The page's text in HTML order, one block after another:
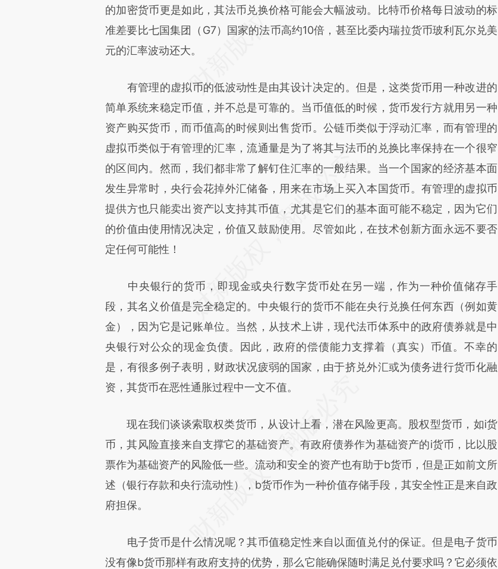
的加密货币更是如此，其法币兑换价格可能会大幅波动。比特币价格每日波动的标
准差要比七国集团（G7）国家的法币高约10倍，甚至比委内瑞拉货币玻利瓦尔兑美
元的汇率波动还大。
有管理的虚拟币的低波动性是由其设计决定的。但是，这类货币用一种改进的
简单系统来稳定币值，并不总是可靠的。当币值低的时候，货币发行方就用另一种
资产购买货币，而币值高的时候则出售货币。公链币类似于浮动汇率，而有管理的
虚拟币类似于有管理的汇率，流通量是为了将其与法币的兑换比率保持在一个很窄
的区间内。然而，我们都非常了解钉住汇率的一般结果。当一个国家的经济基本面
发生异常时，央行会花掉外汇储备，用来在市场上买入本国货币。有管理的虚拟币
提供方也只能卖出资产以支持其币值，尤其是它们的基本面可能不稳定，因为它们
的价值由使用情况决定，价值又鼓励使用。尽管如此，在技术创新方面永远不要否
定任何可能性！
中央银行的货币，即现金或央行数字货币处在另一端，作为一种价值储存手
段，其名义价值是完全稳定的。中央银行的货币不能在央行兑换任何东西（例如黄
金），因为它是记账单位。当然，从技术上讲，现代法币体系中的政府债券就是中
央银行对公众的现金负债。因此，政府的偿债能力支撑着（真实）币值。不幸的
是，有很多例子表明，财政状况疲弱的国家，由于挤兑外汇或为债务进行货币化融
资，其货币在恶性通胀过程中一文不值。
现在我们谈谈索取权类货币，从设计上看，潜在风险更高。股权型货币，如i货
币，其风险直接来自支撑它的基础资产。有政府债券作为基础资产的i货币，比以股
票作为基础资产的风险低一些。流动和安全的资产也有助于b货币，但是正如前文所
述（银行存款和央行流动性），b货币作为一种价值存储手段，其安全性正是来自政
府担保。
电子货币是什么情况呢？其币值稳定性来自以面值兑付的保证。但是电子货币
没有像b货币那样有政府支持的优势，那么它能确保随时满足兑付要求吗？它必须依